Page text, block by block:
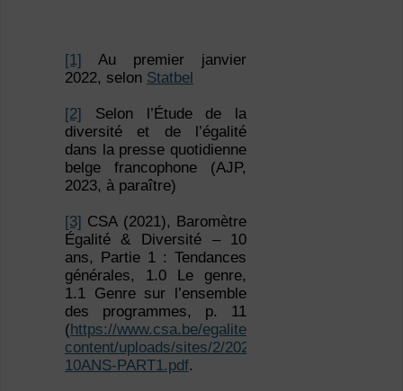
[1] Au premier janvier
2022, selon Statbel
[2] Selon l’Étude de la
diversité et de l’égalité
dans la presse quotidienne
belge francophone (AJP,
2023, à paraître)
[3] CSA (2021), Baromètre
Égalité & Diversité – 10
ans, Partie 1 : Tendances
générales, 1.0 Le genre,
1.1 Genre sur l’ensemble
des programmes, p. 11
(https://www.csa.be/egalitediversite/wp-
content/uploads/sites/2/2023/04/CSA_barometre-
10ANS-PART1.pdf.